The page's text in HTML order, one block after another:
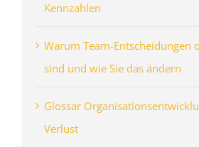
Kennzahlen
Warum Team-Entscheidungen
sind und wie Sie das ändern
Glossar
Verlust